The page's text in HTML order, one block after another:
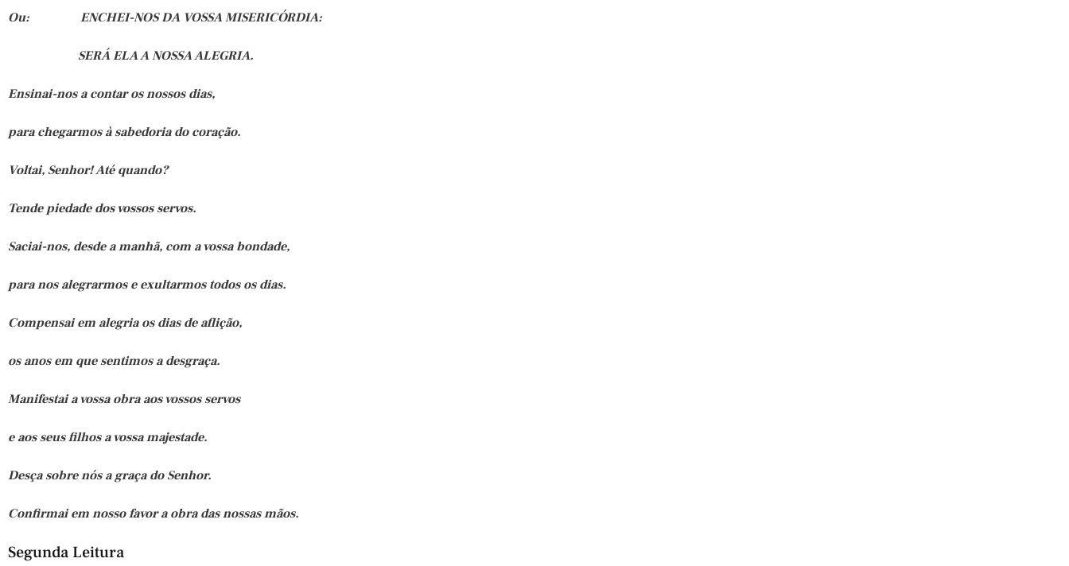
Ou: ENCHEI-NOS DA VOSSA MISERICÓRDIA:
SERÁ ELA A NOSSA ALEGRIA.
Ensinai-nos a contar os nossos dias,
para chegarmos à sabedoria do coração.
Voltai, Senhor! Até quando?
Tende piedade dos vossos servos.
Saciai-nos, desde a manhã, com a vossa bondade,
para nos alegrarmos e exultarmos todos os dias.
Compensai em alegria os dias de aflição,
os anos em que sentimos a desgraça.
Manifestai a vossa obra aos vossos servos
e aos seus filhos a vossa majestade.
Desça sobre nós a graça do Senhor.
Confirmai em nosso favor a obra das nossas mãos.
Segunda Leitura